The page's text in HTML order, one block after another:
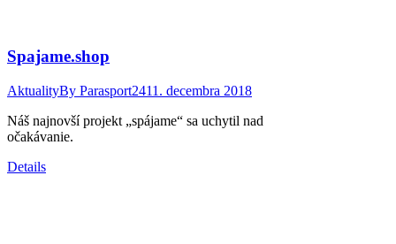
Spajame.shop
AktualityBy Parasport2411. decembra 2018
Náš najnovší projekt „spájame“ sa uchytil nad
očakávanie.
Details